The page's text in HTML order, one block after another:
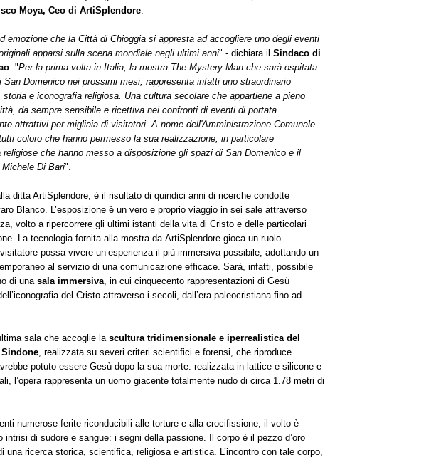
Moya, Ceo di ArtiSplendore.
emozione che la Città di Chioggia si appresta ad accogliere uno degli eventi
apparsi sulla scena mondiale negli ultimi anni" - dichiara il Sindaco di
. "Per la prima volta in Italia, la mostra The Mystery Man che sarà ospitata
San Domenico nei prossimi mesi, rappresenta infatti uno straordinario
e iconografia religiosa. Una cultura secolare che appartiene a pieno
da sempre sensibile e ricettiva nei confronti di eventi di portata
attrattivi per migliaia di visitatori. A nome dell'Amministrazione Comunale
coloro che hanno permesso la sua realizzazione, in particolare
religiose che hanno messo a disposizione gli spazi di San Domenico e il
Di Bari".
ditta ArtiSplendore, è il risultato di quindici anni di ricerche condotte
Blanco. L’esposizione è un vero e proprio viaggio in sei sale attraverso
volto a ripercorrere gli ultimi istanti della vita di Cristo e delle particolari
La tecnologia fornita alla mostra da ArtiSplendore gioca un ruolo
possa vivere un’esperienza il più immersiva possibile, adottando un
al servizio di una comunicazione efficace. Sarà, infatti, possibile
di una sala immersiva, in cui cinquecento rappresentazioni di Gesù
del Cristo attraverso i secoli, dall’era paleocristiana fino ad
sala che accoglie la scultura tridimensionale e iperrealistica del
, realizzata su severi criteri scientifici e forensi, che riproduce
potuto essere Gesù dopo la sua morte: realizzata in lattice e silicone e
l’opera rappresenta un uomo giacente totalmente nudo di circa 1.78 metri di
numerose ferite riconducibili alle torture e alla crocifissione, il volto è
intrisi di sudore e sangue: i segni della passione. Il corpo è il pezzo d’oro
una ricerca storica, scientifica, religiosa e artistica. L’incontro con tale corpo,